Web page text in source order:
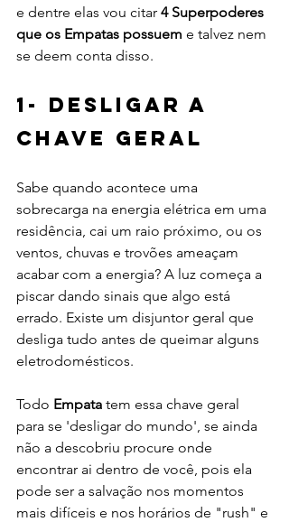
e dentre elas vou citar 4 Superpoderes
que os Empatas possuem e talvez nem
se deem conta disso.
1- desligar a
Chave geral
Sabe quando acontece uma
sobrecarga na energia elétrica em uma
residência, cai um raio próximo, ou os
ventos, chuvas e trovões ameaçam
acabar com a energia? A luz começa a
piscar dando sinais que algo está
errado. Existe um disjuntor geral que
desliga tudo antes de queimar alguns
eletrodomésticos.
Todo Empata tem essa chave geral
para se 'desligar do mundo', se ainda
não a descobriu procure onde
encontrar ai dentro de você, pois ela
pode ser a salvação nos momentos
mais difíceis e nos horários de "rush" e